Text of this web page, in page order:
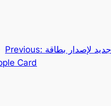
Previous: لإصدار بطاقة
Card